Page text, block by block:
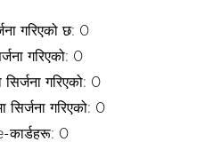
गरिएको छ: 0
गरिएको: 0
गरिएको: 0
सिर्जना गरिएको: 0
कार्डहरू: 0